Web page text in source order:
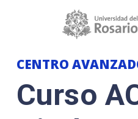
Main navigation
CENTRO
Curso